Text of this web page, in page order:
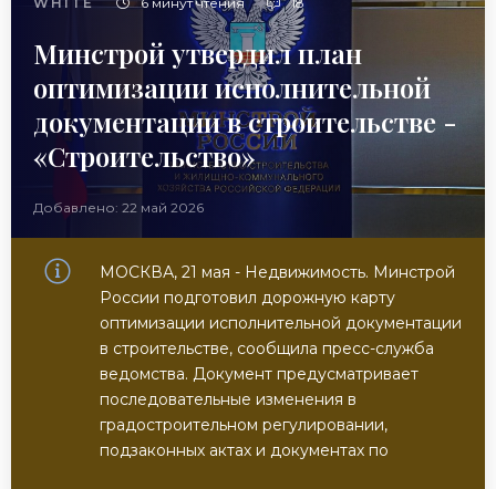
Минстрой утвердил план
оптимизации исполнительной
документации в строительстве -
«Строительство»
Добавлено: 22 май 2026
МОСКВА, 21 мая - Недвижимость. Минстрой
России подготовил дорожную карту
оптимизации исполнительной документации
в строительстве, сообщила пресс-служба
ведомства. Документ предусматривает
последовательные изменения в
градостроительном регулировании,
подзаконных актах и документах по